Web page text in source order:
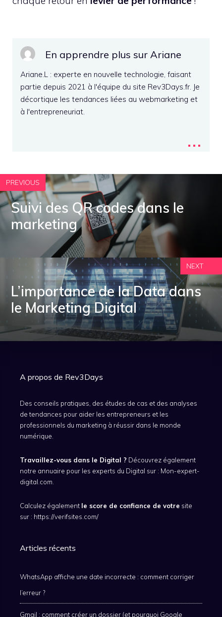
En apprendre plus sur Ariane
Ariane.L : experte en nouvelle technologie, faisant
partie depuis 2021 à l'équipe du site Rev3Days.fr. Je
décortique les tendances liées au webmarketing et
à l'entrepreneuriat.
...
PREVIOUS
Suivi des QR codes dans le
marketing
L’importance de la Data dans
le Marketing Digital
NEXT
A propos de Rev3Days
Des conseils pratiques, des études de cas et des analyses
de tendances pour aider les entrepreneurs et les
professionnels du marketing à réussir dans le monde
numérique.
Travaillez-vous dans le Digital ? Découvrez également
notre annuaire pour les experts du Digital sur : Mon-expert-
digital.com.
Calculez également le score de confiance de votre site
sur : https://verifsites.com/
Articles récents
WhatsApp affiche une date incorrecte : comment corriger
l’erreur ?
Gmail : comment créer un dossier (et pourquoi Google